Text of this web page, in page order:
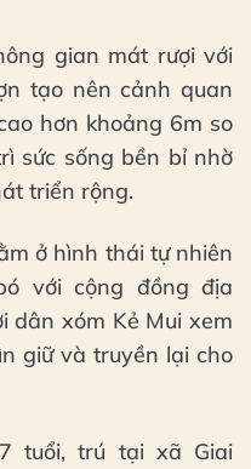
gian mát rượi với
tạo nên cảnh quan
hơn khoảng 6m so
sức sống bền bỉ nhờ
triển rộng.
ở hình thái tự nhiên
với cộng đồng địa
dân xóm Kẻ Mui xem
giữ và truyền lại cho
tuổi, trú tại xã Giai